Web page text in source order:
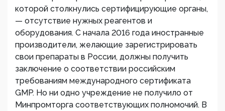
которой столкнулись сертифицирующие органы,
— отсутствие нужных реагентов и
оборудования. С начала 2016 года иностранные
производители, желающие зарегистрировать
свои препараты в России, должны получить
заключение о соответствии российским
требованиям международного сертификата
GMP. Но ни одно учреждение не получило от
Минпромторга соответствующих полномочий. В